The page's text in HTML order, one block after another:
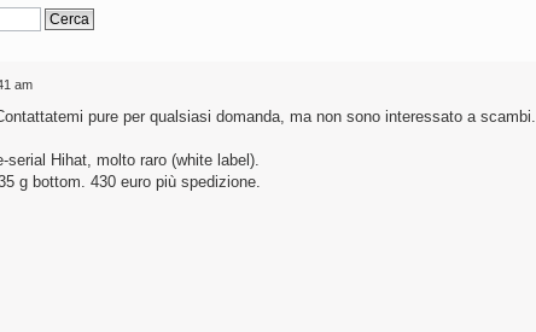
am
pure per qualsiasi domanda, ma non sono interessato a scambi.
serial Hihat, molto raro (white label).
g bottom. 430 euro più spedizione.